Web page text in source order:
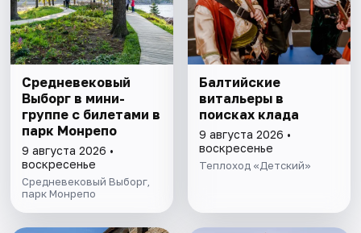
Cредневековый
Выборг в мини-
группе c билетами в
парк Монрепо
9 августа 2026 •
воскресенье
Средневековый Выборг,
парк Монрепо
Балтийские
витальеры в
поисках клада
9 августа 2026 •
воскресенье
Теплоход «Детский»